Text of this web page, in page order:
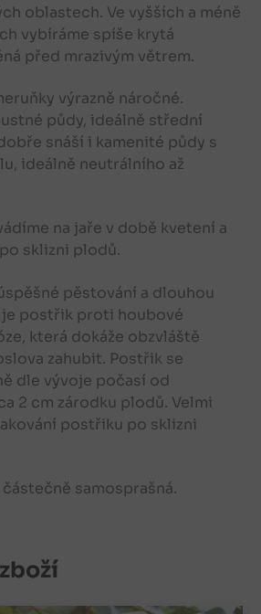
oblastech. Ve vyšších a méně
vybíráme spíše krytá
před mrazivým větrem.
výrazně náročné.
půdy, ideálně střední
snáší i kamenité půdy s
ideálně neutrálního až
na jaře v době kvetení a
sklizni plodů.
pěstování a dlouhou
postřik proti houbové
která dokáže obzvláště
zahubit. Postřik se
dle vývoje počasí od
2 cm zárodku plodů. Velmi
postřiku po sklizni
částečně samosprašná.